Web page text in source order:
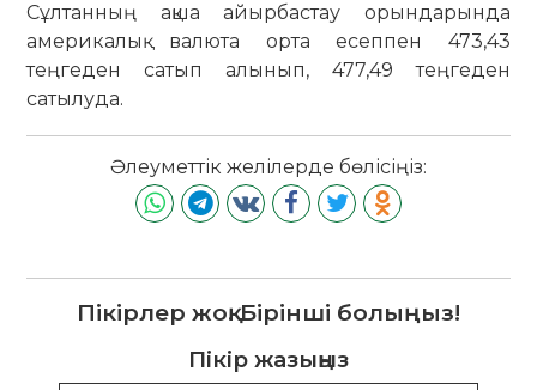
Сұлтанның ақша айырбастау орындарында
америкалық валюта орта есеппен 473,43
теңгеден сатып алынып, 477,49 теңгеден
сатылуда.
Әлеуметтік желілерде бөлісіңіз:
Пікірлер жоқ. Бірінші болыңыз!
Пікір жазыңыз